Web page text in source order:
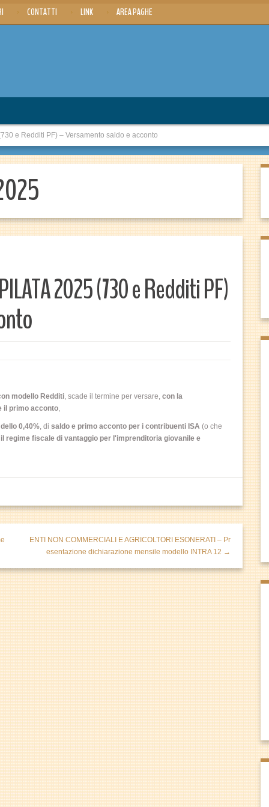
CONTATTI LINK AREA PAGHE
e Redditi PF) – Versamento saldo e acconto
2025 (730 e Redditi PF)
modello Redditi, scade il termine per versare, con la
il primo acconto,
0,40%, di saldo e primo acconto per i contribuenti ISA (o che
il regime fiscale di vantaggio per l'imprenditoria giovanile e
ENTI NON COMMERCIALI E AGRICOLTORI ESONERATI – Pr
esentazione dichiarazione mensile modello INTRA 12 →